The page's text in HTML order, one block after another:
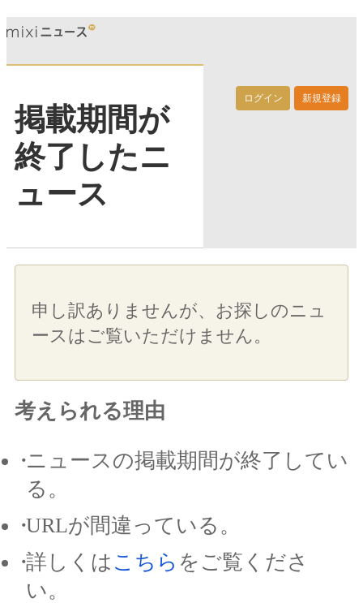
ログイン 新規登録
掲載期間が
終了したニ
ュース
申し訳ありませんが、お探しのニュ
ースはご覧いただけません。
考えられる理由
ニュースの掲載期間が終了してい
る。
URLが間違っている。
詳しくは こちら をご覧くださ
い。